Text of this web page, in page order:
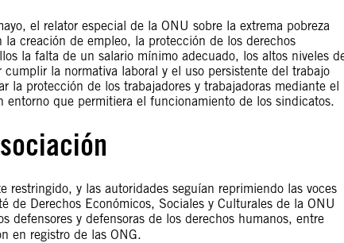
el relator especial de la ONU sobre la extrema pobreza
creación de empleo, la protección de los derechos
la falta de un salario mínimo adecuado, los altos niveles
la normativa laboral y el uso persistente del trabajo
protección de los trabajadores y trabajadoras mediante el
que permitiera el funcionamiento de los sindicatos.
restringido, y las autoridades seguían reprimiendo las voces
Derechos Económicos, Sociales y Culturales de la ONU
defensores y defensoras de los derechos humanos, entre
en registro de las ONG.